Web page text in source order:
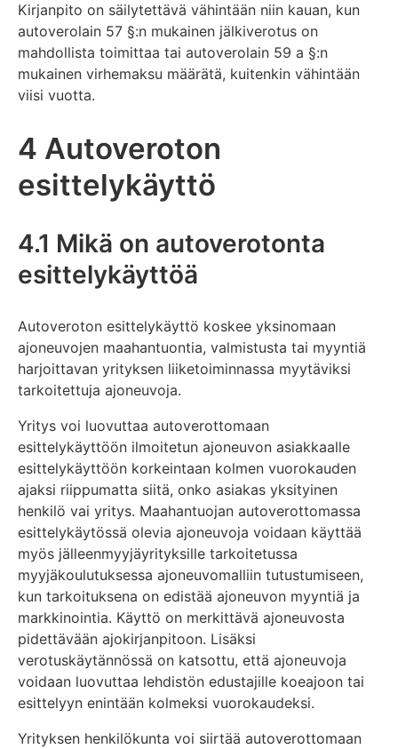
Kirjanpito on säilytettävä vähintään niin kauan, kun
autoverolain 57 §:n mukainen jälkiverotus on
mahdollista toimittaa tai autoverolain 59 a §:n
mukainen virhemaksu määrätä, kuitenkin vähintään
viisi vuotta.
4 Autoveroton
esittelykäyttö
4.1 Mikä on autoverotonta
esittelykäyttöä
Autoveroton esittelykäyttö koskee yksinomaan
ajoneuvojen maahantuontia, valmistusta tai myyntiä
harjoittavan yrityksen liiketoiminnassa myytäviksi
tarkoitettuja ajoneuvoja.
Yritys voi luovuttaa autoverottomaan
esittelykäyttöön ilmoitetun ajoneuvon asiakkaalle
esittelykäyttöön korkeintaan kolmen vuorokauden
ajaksi riippumatta siitä, onko asiakas yksityinen
henkilö vai yritys. Maahantuojan autoverottomassa
esittelykäytössä olevia ajoneuvoja voidaan käyttää
myös jälleenmyyjäyrityksille tarkoitetussa
myyjäkoulutuksessa ajoneuvomalliin tutustumiseen,
kun tarkoituksena on edistää ajoneuvon myyntiä ja
markkinointia. Käyttö on merkittävä ajoneuvosta
pidettävään ajokirjanpitoon. Lisäksi
verotuskäytännössä on katsottu, että ajoneuvoja
voidaan luovuttaa lehdistön edustajille koeajoon tai
esittelyyn enintään kolmeksi vuorokaudeksi.
Yrityksen henkilökunta voi siirtää autoverottomaan